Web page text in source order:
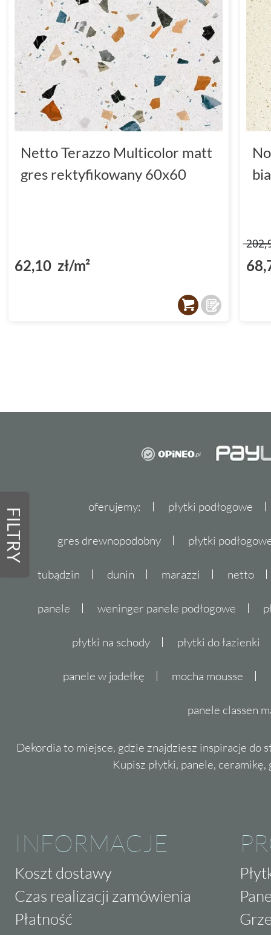
FILTRY
Netto Terazzo Multicolor matt
gres rektyfikowany 60x60
62,10 zł/m²
oferujemy: płytki podłogowe
gres drewnopodobny płytki
tubądzin dunin marazzi netto
panele weninger panele podłogowe
płytki na schody płytki do łazienki
panele w jodełkę mocha mousse
panele classen
Dekordia to miejsce, gdzie znajdziesz inspiracje do
Kupisz płytki, panele,
INFORMACJE
Koszt dostawy
Czas realizacji zamówienia
Płatność